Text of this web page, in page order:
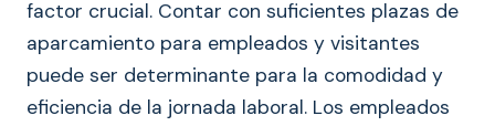
factor crucial. Contar con suficientes plazas de
aparcamiento para empleados y visitantes
puede ser determinante para la comodidad y
eficiencia de la jornada laboral. Los empleados